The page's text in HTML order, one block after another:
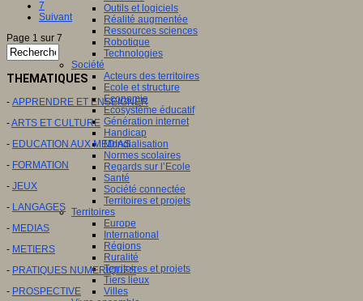
Outils et logiciels
Réalité augmentée
Ressources sciences
Robotique
Technologies
Société
Acteurs des territoires
Ecole et structure
Economie
Ecosystème éducatif
Génération internet
Handicap
Mondialisation
Normes scolaires
Regards sur l’Ecole
Santé
Société connectée
Territoires et projets
Territoires
Europe
International
Régions
Ruralité
Territoires et projets
Tiers lieux
Villes
7
Suivant
Page 1 sur 7
THEMATIQUES
- APPRENDRE ET ENSEIGNER
-ARTS ET CULTURE
- EDUCATION AUX MEDIAS
- FORMATION
- JEUX
- LANGAGES
- MEDIAS
- METIERS
- PRATIQUES NUMERIQUES
- PROSPECTIVE